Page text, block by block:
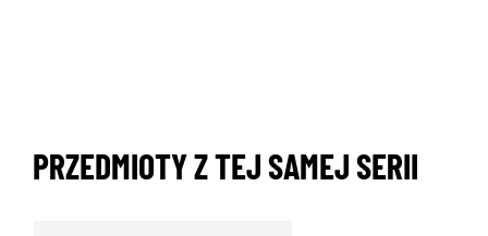
PRZEDMIOTY Z TEJ SAMEJ SERII